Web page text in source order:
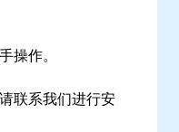
操作。
联系我们进行安